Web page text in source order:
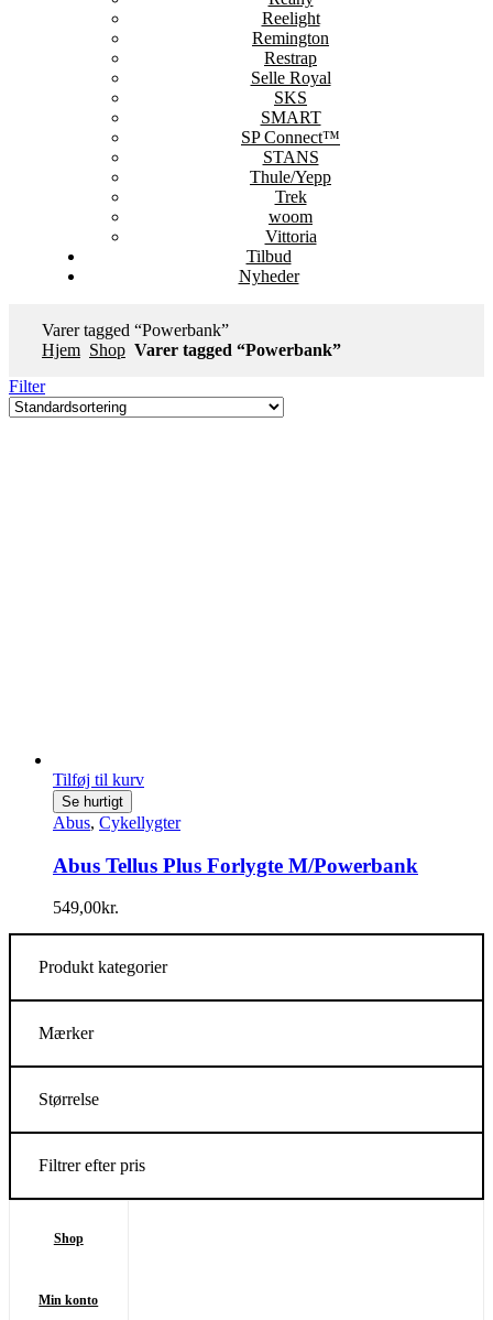
Reelight
Remington
Restrap
Selle Royal
SKS
SMART
SP Connect™
STANS
Thule/Yepp
Trek
woom
Vittoria
Tilbud
Nyheder
Varer tagged “Powerbank”
Hjem Shop Varer tagged “Powerbank”
Filter
Tilføj til kurv
Se hurtigt
Abus, Cykellygter
Abus Tellus Plus Forlygte M/Powerbank
549,00kr.
Produkt kategorier
Mærker
Størrelse
Filtrer efter pris
Shop
Min konto